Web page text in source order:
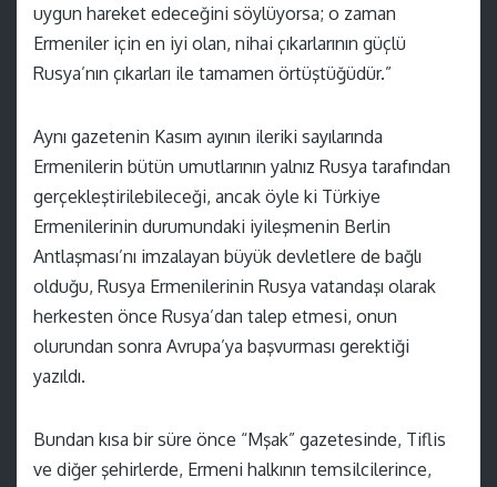
uygun hareket edeceğini söylüyorsa; o zaman
Ermeniler için en iyi olan, nihai çıkarlarının güçlü
Rusya’nın çıkarları ile tamamen örtüştüğüdür.”
Aynı gazetenin Kasım ayının ileriki sayılarında
Ermenilerin bütün umutlarının yalnız Rusya tarafından
gerçekleştirilebileceği, ancak öyle ki Türkiye
Ermenilerinin durumundaki iyileşmenin Berlin
Antlaşması’nı imzalayan büyük devletlere de bağlı
olduğu, Rusya Ermenilerinin Rusya vatandaşı olarak
herkesten önce Rusya’dan talep etmesi, onun
olurundan sonra Avrupa’ya başvurması gerektiği
yazıldı.
Bundan kısa bir süre önce “Mşak” gazetesinde, Tiflis
ve diğer şehirlerde, Ermeni halkının temsilcilerince,